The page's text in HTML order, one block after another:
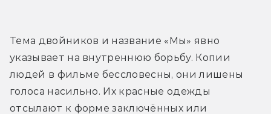
Тема двойников и название «Мы» явно
указывает на внутреннюю борьбу. Копии
людей в фильме бессловесны, они лишены
голоса насильно. Их красные одежды
отсылают к форме заключённых или